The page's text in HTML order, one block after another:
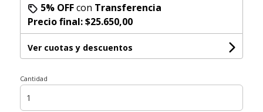
5% OFFcon Transferencia
Precio final:$25.650,00
Ver cuotas y descuentos
Cantidad